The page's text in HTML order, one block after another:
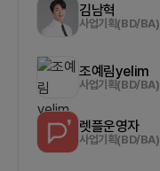
김남혁
사업기획(BD/BA)
조예림yelim
사업기획(BD/BA)
렛플운영자
사업기획(BD/BA)